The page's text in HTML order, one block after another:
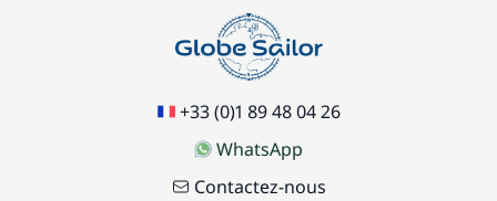
+33 (0)1 89 48 04 26
WhatsApp
Contactez-nous